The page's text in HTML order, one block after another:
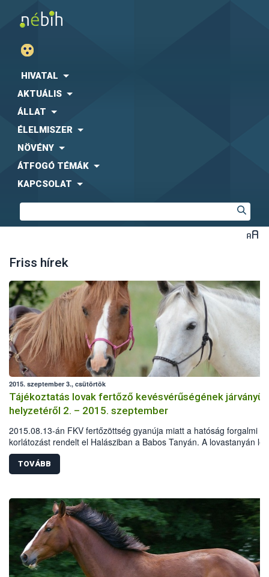
HIVATAL
AKTUÁLIS
ÁLLAT
ÉLELMISZER
NÖVÉNY
ÁTFOGÓ TÉMÁK
KAPCSOLAT
Friss hírek
2015. szeptember 3., csütörtök
Tájékoztatás lovak fertőző kevésvérűségének
helyzetéről 2. – 2015. szeptember
2015.08.13-án FKV fertőzöttség gyanúja miatt a hatóság forgalmi
korlátozást rendelt el Halásziban a Babos Tanyán. A lovastanyán
pozitív eredményének kézhezvételét követően az intézkedések
haladéktalanul megkezdődtek.
TOVÁBB